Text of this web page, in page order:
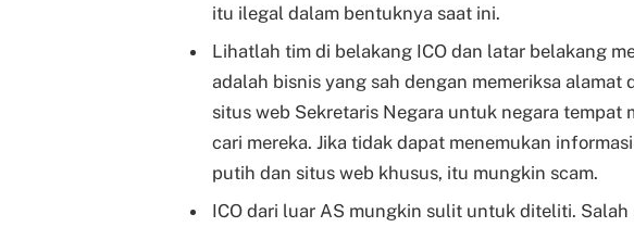
itu ilegal dalam bentuknya saat ini.
Lihatlah tim di belakang ICO dan latar belakang
adalah bisnis yang sah dengan memeriksa
situs web Sekretaris Negara untuk negara tempat
cari mereka. Jika tidak dapat menemukan
putih dan situs web khusus, itu mungkin scam.
ICO dari luar AS mungkin sulit untuk diteliti.